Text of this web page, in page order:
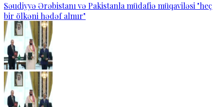
Səudiyyə Ərəbistanı və Pakistanla müdafiə müqaviləsi "heç
bir ölkəni hədəf almır"